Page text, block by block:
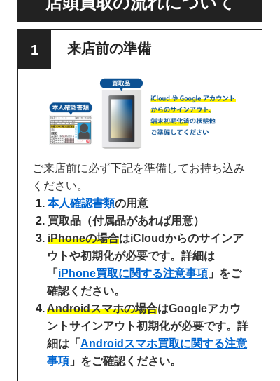
来店前の準備
ご来店前に必ず下記を準備してお持ち込み
ください。
本人確認書類の用意
買取品（付属品があれば用意）
iPhoneの場合はiCloudからのサインア
ウトや初期化が必要です。詳細は
「 iPhone買取に関する注意事項 」をご
確認ください。
Androidスマホの場合はGoogleアカウ
ントサインアウト初期化が必要です。詳
細は「 Androidスマホ買取に関する注意
事項 」をご確認ください。